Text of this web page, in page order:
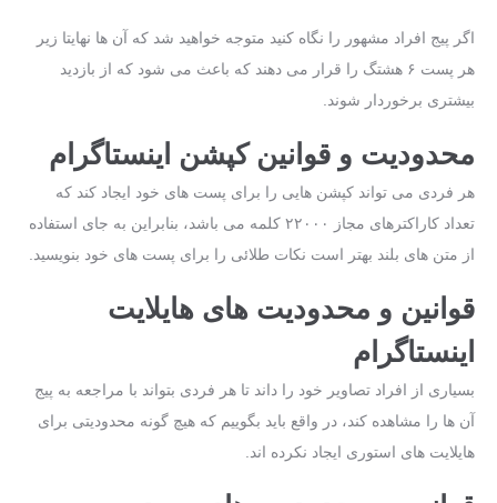
اگر پیج افراد مشهور را نگاه کنید متوجه خواهید شد که آن‌ ها نهایتا زیر
هر پست ۶ هشتگ را قرار می ‌دهند که باعث می ‌شود که از بازدید
بیشتری برخوردار شوند.
محدودیت و قوانین کپشن اینستاگرام
هر فردی می‌ تواند کپشن هایی را برای پست‌ های خود ایجاد کند که
تعداد کاراکترهای مجاز ۲۲۰۰۰ کلمه می ‌باشد، بنابراین به‌ جای استفاده
از متن‌ های بلند بهتر است نکات طلائی را برای پست‌ های خود بنویسید.
قوانین و محدودیت ‌های هایلایت
اینستاگرام
بسیاری از افراد تصاویر خود را داند تا هر فردی بتواند با مراجعه به پیج
آن‌ ها را مشاهده کند، در واقع باید بگوییم که هیچ‌ گونه محدودیتی برای
هایلایت های استوری ایجاد نکرده اند.